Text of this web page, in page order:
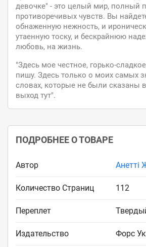
девочке" - это целый мир, полный
противоречивых чувств. Вы
обнаженную нежность, и
утаенную тоску, и бескрайнюю
любовь, на жизнь.
"Здесь мое честное, горько-
пишу. Здесь только о моих самых
словах, которые не были сказаны
выход тут".
ПОДРОБНЕЕ О ТОВАРЕ
Автор Анетті
Количество Страниц 112
Переплет
Издательство Форс